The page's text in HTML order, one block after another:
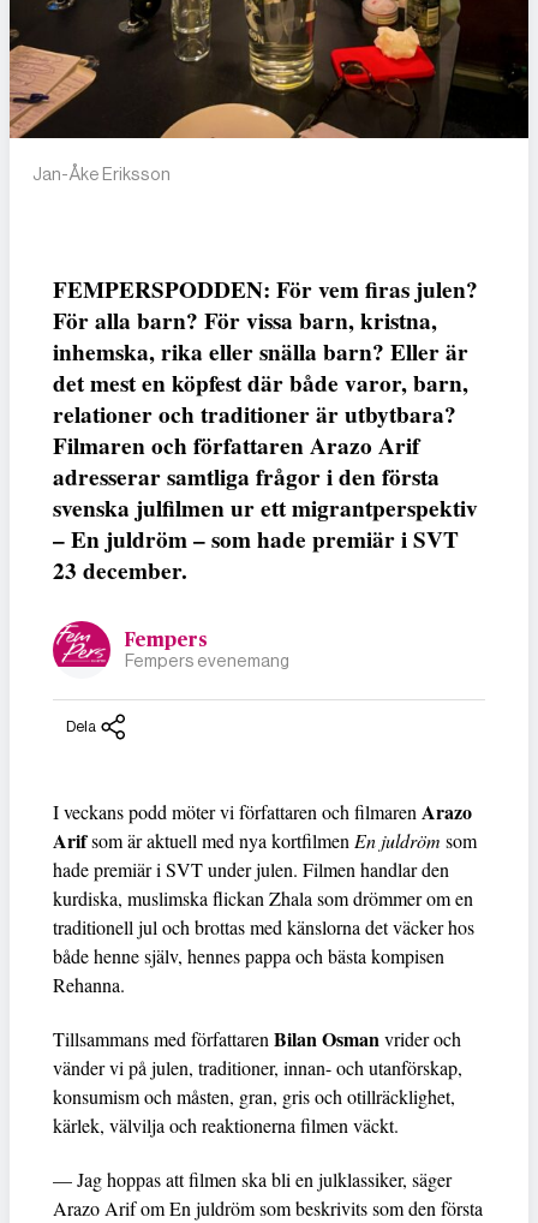
Jan-Åke Eriksson
FEMPERSPODDEN: För vem firas julen?
För alla barn? För vissa barn, kristna,
inhemska, rika eller snälla barn? Eller är
det mest en köpfest där både varor, barn,
relationer och traditioner är utbytbara?
Filmaren och författaren Arazo Arif
adresserar samtliga frågor i den första
svenska julfilmen ur ett migrantperspektiv
– En juldröm – som hade premiär i SVT
23 december.
Fempers
Fempers evenemang
Dela
I veckans podd möter vi författaren och filmarenArazo
Arifsom är aktuell med nya kortfilmenEn juldröm som
hade premiär i SVT under julen. Filmen handlar den
kurdiska, muslimska flickan Zhala som drömmer om en
traditionell jul och brottas med känslorna det väcker hos
både henne själv, hennes pappa och bästa kompisen
Rehanna.
Tillsammans med författarenBilan Osmanvrider och
vänder vi på julen, traditioner, innan- och utanförskap,
konsumism och måsten, gran, gris och otillräcklighet,
kärlek, välvilja och reaktionerna filmen väckt.
— Jag hoppas att filmen ska bli en julklassiker, säger
Arazo Arif om En juldröm som beskrivits som den första